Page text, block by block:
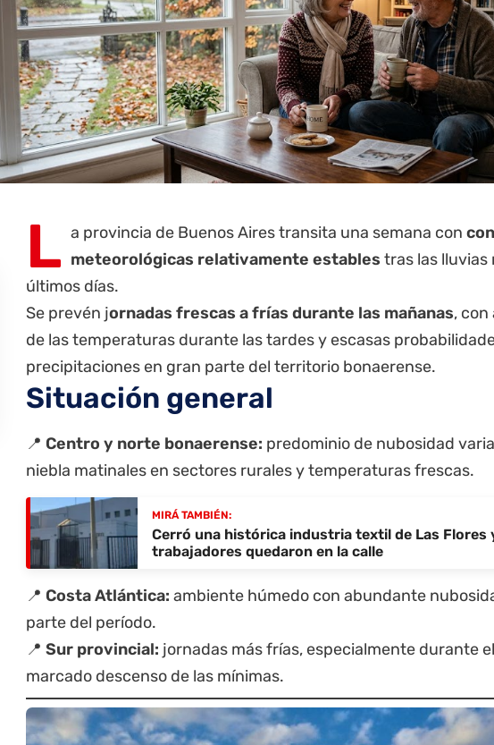
L a provincia de Buenos Airestransita una semana con
meteorológicas relativamente estables tras las lluvias
últimos días.
Se prevén jornadas frescas a frías durante las mañanas, con
de las temperaturas durante las tardes y escasas
precipitaciones en gran parte del territorio bonaerense.
Situación general
📍 Centro y norte bonaerense: predominio de nubosidad
niebla matinales en sectores rurales y temperaturas frescas.
MIRÁ TAMBIÉN:
Cerró una histórica industria textil de Las Flores
trabajadores quedaron en la calle
📍 Costa Atlántica: ambiente húmedo con abundante
parte del período.
📍 Sur provincial: jornadas más frías, especialmente durante
marcado descenso de las mínimas.